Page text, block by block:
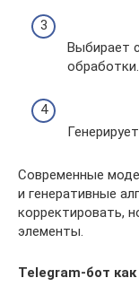
Выбирает
обработки.
Современные
и генеративные
корректировать,
элементы.
Telegram-бот